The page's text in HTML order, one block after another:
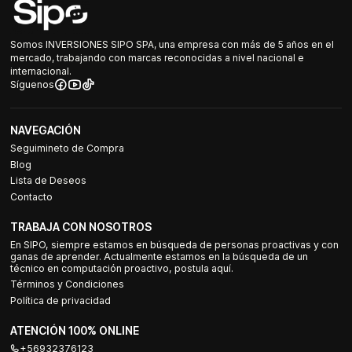
Somos INVERSIONES SIPO SPA, una empresa con más de 5 años en el
mercado, trabajando con marcas reconocidas a nivel nacional e
internacional.
Síguenos
NAVEGACIÓN
Seguimineto de Compra
Blog
Lista de Deseos
Contacto
TRABAJA CON NOSOTROS
En SIPO, siempre estamos en búsqueda de personas proactivas y con
ganas de aprender. Actualmente estamos en la búsqueda de un
técnico en computación proactivo, postula aquí.
Términos y Condiciones
Política de privacidad
ATENCIÓN 100% ONLINE
+56932376123